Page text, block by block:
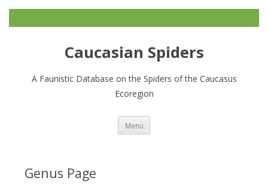
Caucasian Spiders
A Faunistic Database on the Spiders of the Caucasus
Ecoregion
Menü
Genus Page